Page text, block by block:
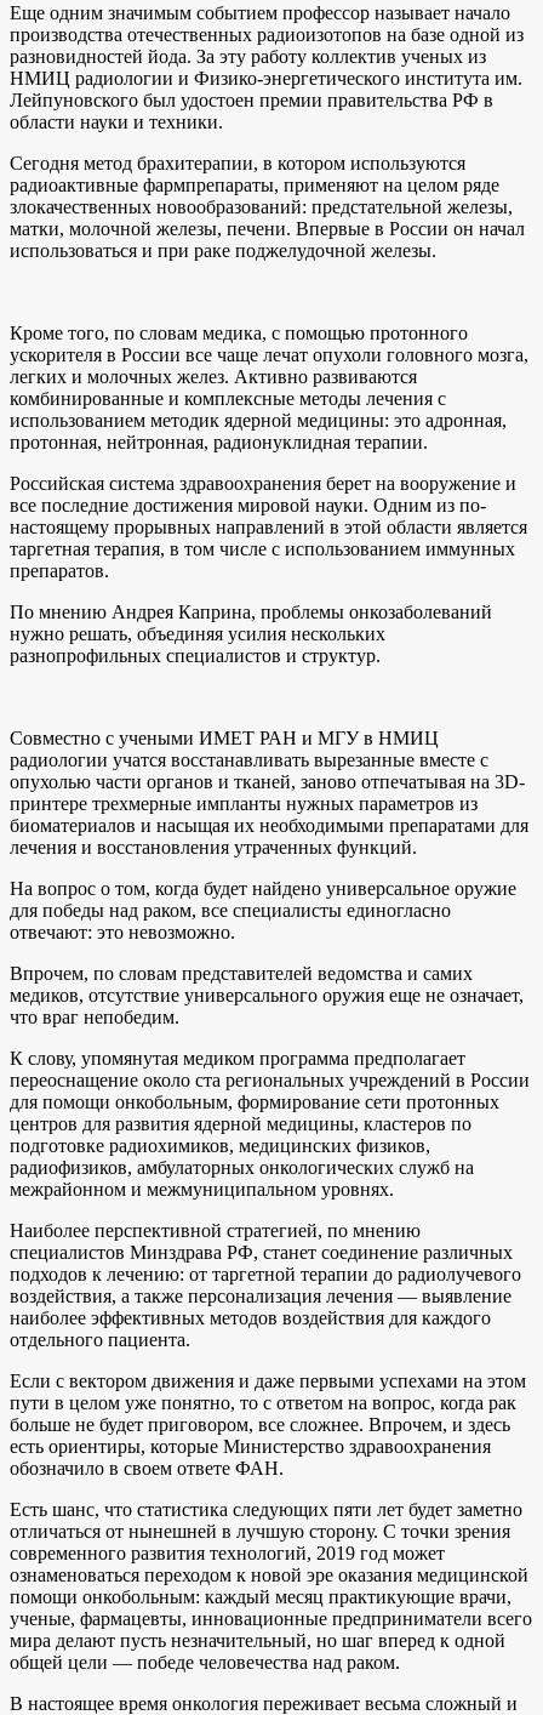
Еще одним значимым событием профессор называет начало
производства отечественных радиоизотопов на базе одной из
разновидностей йода. За эту работу коллектив ученых из
НМИЦ радиологии и Физико-энергетического института им.
Лейпуновского был удостоен премии правительства РФ в
области науки и техники.
Сегодня метод брахитерапии, в котором используются
радиоактивные фармпрепараты, применяют на целом ряде
злокачественных новообразований: предстательной железы,
матки, молочной железы, печени. Впервые в России он начал
использоваться и при раке поджелудочной железы.
Кроме того, по словам медика, с помощью протонного
ускорителя в России все чаще лечат опухоли головного мозга,
легких и молочных желез. Активно развиваются
комбинированные и комплексные методы лечения с
использованием методик ядерной медицины: это адронная,
протонная, нейтронная, радионуклидная терапии.
Российская система здравоохранения берет на вооружение и
все последние достижения мировой науки. Одним из по-
настоящему прорывных направлений в этой области является
таргетная терапия, в том числе с использованием иммунных
препаратов.
По мнению Андрея Каприна, проблемы онкозаболеваний
нужно решать, объединяя усилия нескольких
разнопрофильных специалистов и структур.
Совместно с учеными ИМЕТ РАН и МГУ в НМИЦ
радиологии учатся восстанавливать вырезанные вместе с
опухолью части органов и тканей, заново отпечатывая на 3D-
принтере трехмерные импланты нужных параметров из
биоматериалов и насыщая их необходимыми препаратами для
лечения и восстановления утраченных функций.
На вопрос о том, когда будет найдено универсальное оружие
для победы над раком, все специалисты единогласно
отвечают: это невозможно.
Впрочем, по словам представителей ведомства и самих
медиков, отсутствие универсального оружия еще не означает,
что враг непобедим.
К слову, упомянутая медиком программа предполагает
переоснащение около ста региональных учреждений в России
для помощи онкобольным, формирование сети протонных
центров для развития ядерной медицины, кластеров по
подготовке радиохимиков, медицинских физиков,
радиофизиков, амбулаторных онкологических служб на
межрайонном и межмуниципальном уровнях.
Наиболее перспективной стратегией, по мнению
специалистов Минздрава РФ, станет соединение различных
подходов к лечению: от таргетной терапии до радиолучевого
воздействия, а также персонализация лечения — выявление
наиболее эффективных методов воздействия для каждого
отдельного пациента.
Если с вектором движения и даже первыми успехами на этом
пути в целом уже понятно, то с ответом на вопрос, когда рак
больше не будет приговором, все сложнее. Впрочем, и здесь
есть ориентиры, которые Министерство здравоохранения
обозначило в своем ответе ФАН.
Есть шанс, что статистика следующих пяти лет будет заметно
отличаться от нынешней в лучшую сторону. С точки зрения
современного развития технологий, 2019 год может
ознаменоваться переходом к новой эре оказания медицинской
помощи онкобольным: каждый месяц практикующие врачи,
ученые, фармацевты, инновационные предприниматели всего
мира делают пусть незначительный, но шаг вперед к одной
общей цели — победе человечества над раком.
В настоящее время онкология переживает весьма сложный и